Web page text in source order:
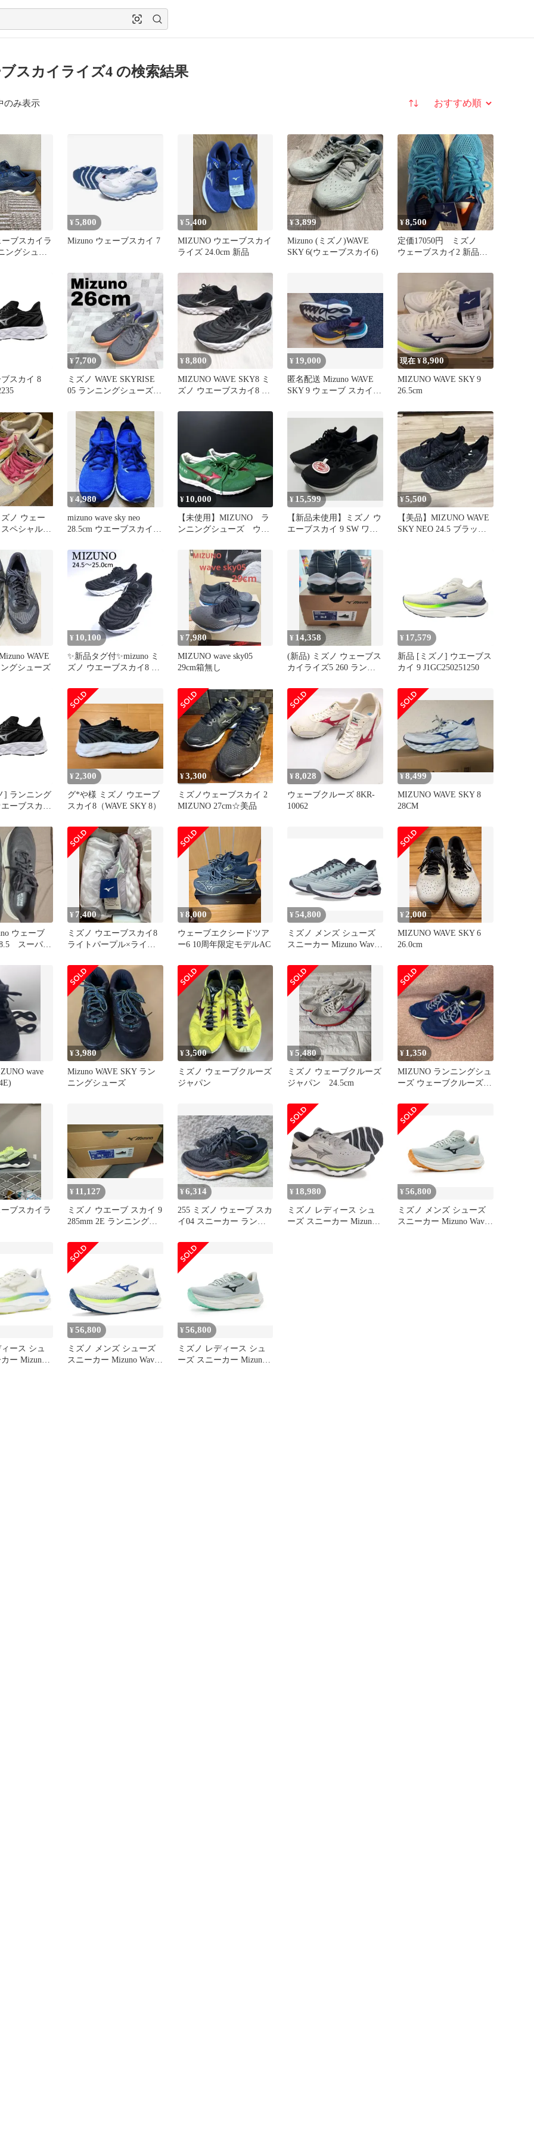
スカイライズ4 の検索結果
のみ表示 並び替え
ブスカイラ
ングシュー
¥5,800
Mizuno ウェーブスカイ 7
¥5,400
MIZUNO ウエーブスカイ
ライズ 24.0cm 新品
¥3,899
Mizuno (ミズノ)WAVE
SKY 6(ウェーブスカイ6)
¥8,500
定価17050円 ミズノ
ウェーブスカイ2 新品未
スカイ 8
¥7,700
ミズノ WAVE SKYRISE
05 ランニングシューズ
¥8,800
MIZUNO WAVE SKY8 ミ
ズノ ウエーブスカイ8 ラ
¥ 19,000
匿名配送 Mizuno WAVE
SKY 9 ウェーブ スカイ9
現在 ¥8,900
MIZUNO WAVE SKY 9
26.5cm
ノ ウェー
ペシャルオ
¥4,980
mizuno wave sky neo
28.5cm ウエーブスカイ
¥ 10,000
【未使用】MIZUNO ラ
ンニングシューズ ウェ
ド 別注
¥ 15,599
【新品未使用】ミズノ ウ
エーブスカイ 9 SW ワイ
¥5,500
【美品】MIZUNO WAVE
SKY NEO 24.5 ブラック
WAVE
グシューズ
¥ 10,100
✨新品タグ付✨mizuno ミ
ズノ ウエーブスカイ8 厚
¥ 7,980
MIZUNO wave sky05
29cm箱無し
¥ 14,358
(新品) ミズノ ウェーブス
カイライズ5 260 ランニ
¥ 17,579
新品 [ミズノ] ウエーブス
カイ 9 J1GC250251250
] ランニング
ーブスカイ
ポーツ 軽
レディース
ルバー×ホワ
2E
¥ 2,300
グ*や様 ミズノ ウエーブ
スカイ8（WAVE SKY 8）
¥3,300
ミズノウェーブスカイ 2
MIZUNO 27cm☆美品
¥8,028
ウェーブクルーズ 8KR-
10062
¥8,499
MIZUNO WAVE SKY 8
28CM
ウェーブ
スーパー
¥ 7,400
ミズノ ウエーブスカイ8
ライトパープル×ライト
¥8,000
ウェーブエクシードツア
ー6 10周年限定モデルAC
¥54,800
ミズノ メンズ シューズ
スニーカー Mizuno Wave
MistWhite ホワイト
¥ 2,000
MIZUNO WAVE SKY 6
26.0cm
wave
¥3,980
Mizuno WAVE SKY ラン
ニングシューズ
¥3,500
ミズノ ウェーブクルーズ
ジャパン
¥5,480
ミズノ ウェーブクルーズ
ジャパン 24.5cm
¥ 1,350
MIZUNO ランニングシュ
ーズ ウェーブクルーズジ
ブスカイラ
¥ 11,127
ミズノ ウエーブ スカイ 9
285mm 2E ランニングシ
スメ
¥6,314
255 ミズノ ウェーブ スカ
イ04 スニーカー ランニ
¥ 18,980
ミズノ レディース シュ
ーズ スニーカー Mizuno
¥56,800
ミズノ メンズ シューズ
スニーカー Mizuno Wave
ース シュ
ー Mizuno
¥56,800
ミズノ メンズ シューズ
スニーカー Mizuno Wave
¥56,800
ミズノ レディース シュ
ーズ スニーカー Mizuno